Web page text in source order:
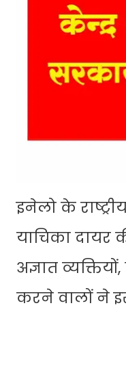
इनेलो के
याचिका दायर
अज्ञात
करने वालों ने